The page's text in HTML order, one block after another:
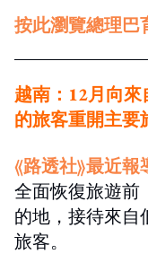
按此瀏覽總理巴
越南：12月向來
的旅客重開主要
《路透社》最近報
全面恢復旅遊前
的地，接待來自
旅客。